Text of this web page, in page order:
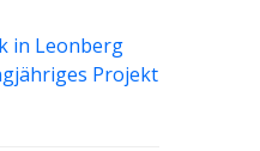
in Leonberg
Projekt